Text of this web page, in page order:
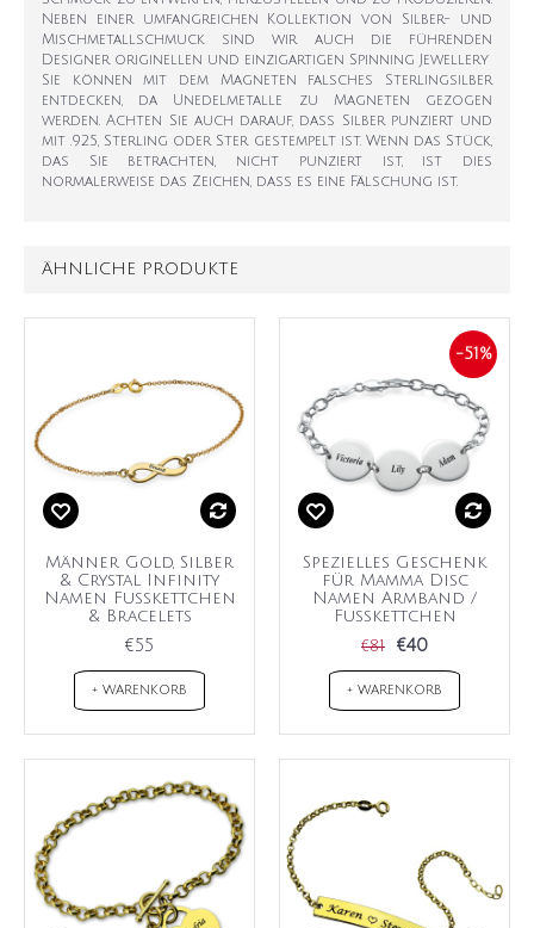
Neben einer umfangreichen Kollektion von Silber- und
Mischmetallschmuck sind wir auch die führenden
Designer originellen und einzigartigen Spinning Jewellery
Sie können mit dem Magneten falsches Sterlingsilber
entdecken, da Unedelmetalle zu Magneten gezogen
werden. Achten Sie auch darauf, dass Silber punziert und
mit .925, Sterling oder Ster gestempelt ist. Wenn das Stück,
das Sie betrachten, nicht punziert ist, ist dies
normalerweise das Zeichen, dass es eine Fälschung ist.
ÄHNLICHE PRODUKTE
Männer Gold, Silber
& Crystal Infinity
Namen Fußkettchen
& Bracelets
€55
+ WARENKORB
-51%
Spezielles Geschenk
für Mamma Disc
Namen Armband /
Fußkettchen
€81 €40
+ WARENKORB